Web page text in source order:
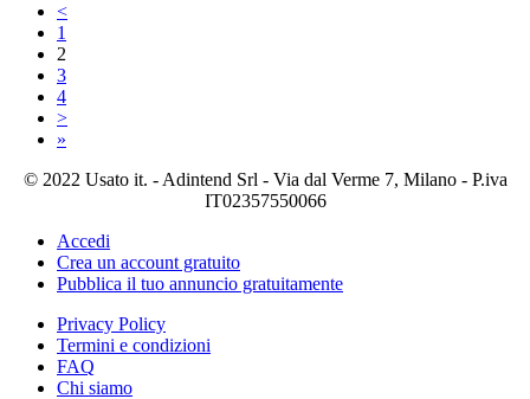
<
1
2
3
4
>
»
© 2022 Usato it. - Adintend Srl - Via dal Verme 7, Milano - P.iva
IT02357550066
Accedi
Crea un account gratuito
Pubblica il tuo annuncio gratuitamente
Privacy Policy
Termini e condizioni
FAQ
Chi siamo